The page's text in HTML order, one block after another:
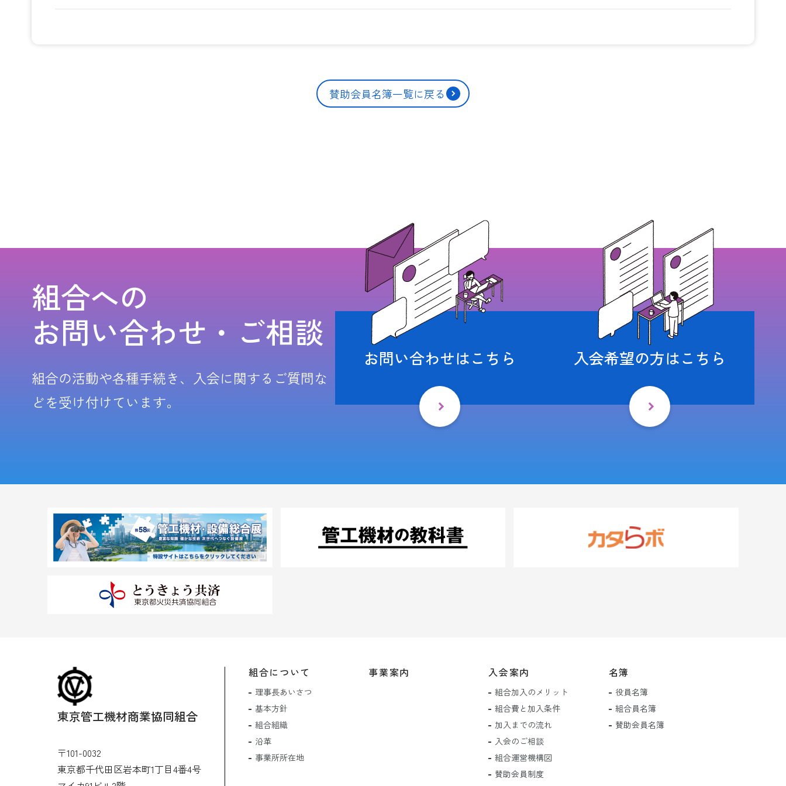
賛助会員名簿一覧に戻る
組合への
お問い合わせ・ご相談
組合の活動や各種手続き、入会に関するご質問な
どを受け付けています。
お問い合わせはこちら 入会希望の方はこちら
東京管工機材商業協同組合
〒101-0032
東京都千代田区岩本町1丁目4番4号
組合について
理事長あいさつ
基本方針
組合組織
沿革
事業所所在地
事業案内 入会案内
組合加入のメリット
組合費と加入条件
加入までの流れ
入会のご相談
組合運営機構図
賛助会員制度
名簿
役員名簿
組合員名簿
賛助会員名簿